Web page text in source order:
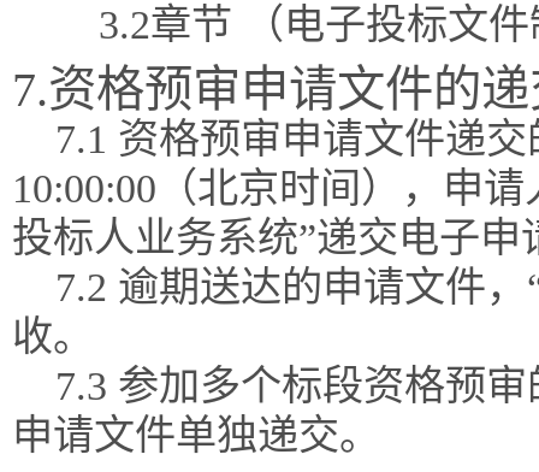
3.2章节 （电子投标文
7.资格预审申请文件的
7.1 资格预审申请文件递
10:00:00（北京时间），申
投标人业务系统”递交电子申
7.2 逾期送达的申请文件
收。
7.3 参加多个标段资格预
申请文件单独递交。